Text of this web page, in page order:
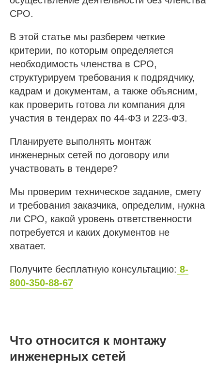
СРО.
В этой статье мы разберем четкие
критерии, по которым определяется
необходимость членства в СРО,
структурируем требования к подрядчику,
кадрам и документам, а также объясним,
как проверить готова ли компания для
участия в тендерах по 44-ФЗ и 223-ФЗ.
Планируете выполнять монтаж
инженерных сетей по договору или
участвовать в тендере?
Мы проверим техническое задание, смету
и требования заказчика, определим, нужна
ли СРО, какой уровень ответственности
потребуется и каких документов не
хватает.
Получите бесплатную консультацию: 8-
800-350-88-67
Что относится к монтажу
инженерных сетей